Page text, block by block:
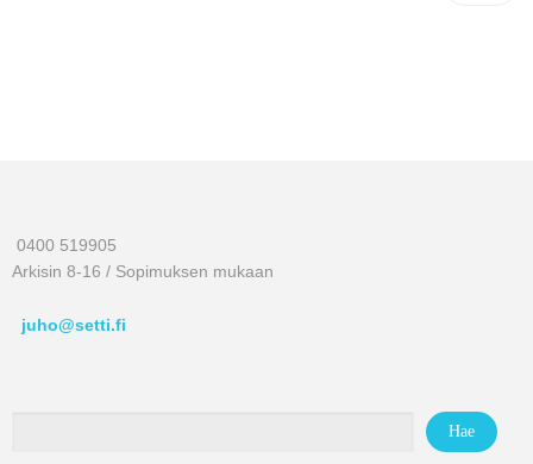
0400 519905
Arkisin 8-16 / Sopimuksen mukaan
juho@setti.fi